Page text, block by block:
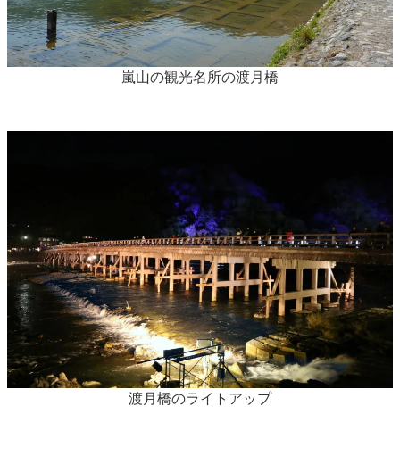
嵐山の観光名所の渡月橋
渡月橋のライトアップ